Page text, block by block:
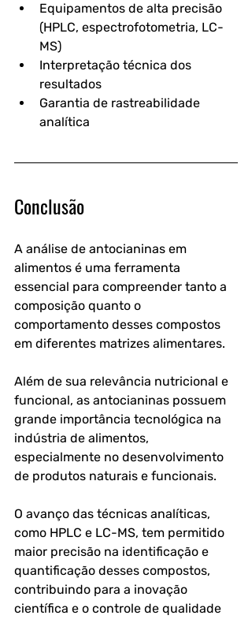
Equipamentos de alta precisão
(HPLC, espectrofotometria, LC-
MS)
Interpretação técnica dos
resultados
Garantia de rastreabilidade
analítica
Conclusão
A análise de antocianinas em
alimentos é uma ferramenta
essencial para compreender tanto a
composição quanto o
comportamento desses compostos
em diferentes matrizes alimentares.
Além de sua relevância nutricional e
funcional, as antocianinas possuem
grande importância tecnológica na
indústria de alimentos,
especialmente no desenvolvimento
de produtos naturais e funcionais.
O avanço das técnicas analíticas,
como HPLC e LC-MS, tem permitido
maior precisão na identificação e
quantificação desses compostos,
contribuindo para a inovação
científica e o controle de qualidade